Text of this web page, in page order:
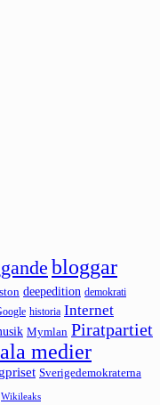
bloggar
deepedition demokrati
historia Internet
Mymlan Piratpartiet
medier
Sverigedemokraterna
Wikileaks